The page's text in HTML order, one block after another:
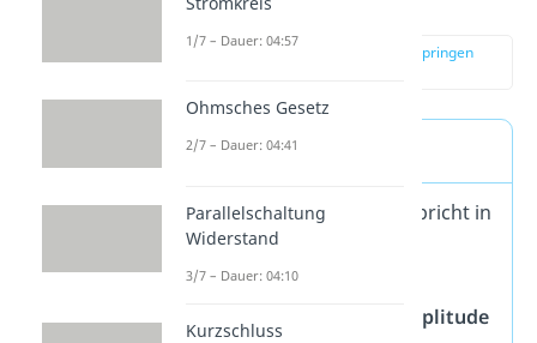
zur Stelle im Video springen
Merke
DieGrenzfrequenz
entspricht in
der Elektro- und
Nachrichtentechnik der
Amplitude
1/7 – Dauer: 04:57
Ohmsches Gesetz
2/7 – Dauer: 04:41
Parallelschaltung
Widerstand
3/7 – Dauer: 04:10
Kurzschluss